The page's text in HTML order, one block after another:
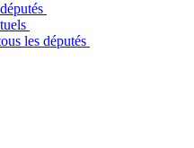
les députés